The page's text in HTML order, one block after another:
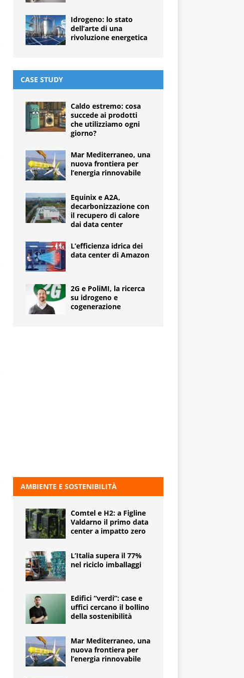
Idrogeno: lo stato
dell’arte di una
rivoluzione energetica
CASE STUDY
Caldo estremo: cosa
succede ai prodotti
che utilizziamo ogni
giorno?
Mar Mediterraneo, una
nuova frontiera per
l’energia rinnovabile
Equinix e A2A,
decarbonizzazione con
il recupero di calore
dai data center
L’efficienza idrica dei
data center di Amazon
2G e PoliMI, la ricerca
su idrogeno e
cogenerazione
AMBIENTE E SOSTENIBILITÀ
Comtel e H2: a Figline
Valdarno il primo data
center a impatto zero
L’Italia supera il 77%
nel riciclo imballaggi
Edifici “verdi”: case e
uffici cercano il bollino
della sostenibilità
Mar Mediterraneo, una
nuova frontiera per
l’energia rinnovabile